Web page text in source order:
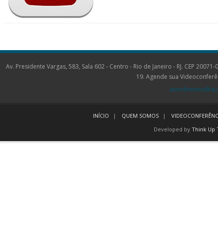
Av. Presidente Vargas, 583, Sala 602 - Centro - Rio de Janeiro - RJ. CEP
19. Agende sua
INÍCIO QUEM SOMOS
Developed by Think Up